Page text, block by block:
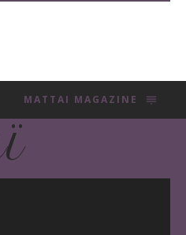
MATTAI MAGAZINE